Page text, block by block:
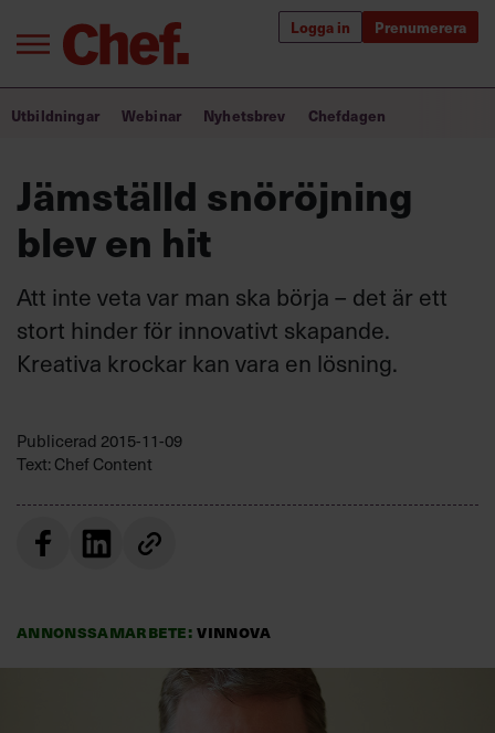
Logga in Prenumerera
Om oss
Kontakta oss
Villkor och policy för
personuppgiftsbehandling
efter:
Bra ledare förändrar världen
Utbildning för ledare
Chefakademin+
Populära utbildningar
Utbildningar Webinar Nyhetsbrev Chefdagen
Jämställd snöröjning
blev en hit
Att inte veta var man ska börja – det är ett
stort hinder för innovativt skapande.
Kreativa krockar kan vara en lösning.
Publicerad 2015-11-09
Text: Chef Content
Annonssamarbete:Vinnova